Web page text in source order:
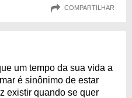
COMPARTILHAR
um tempo da sua vida a
é sinônimo de estar
existir quando se quer